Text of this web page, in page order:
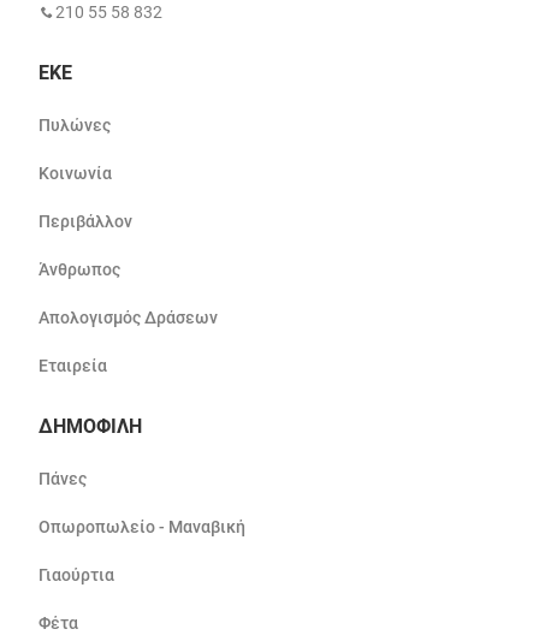
210 55 58 832
ΕΚΕ
Πυλώνες
Κοινωνία
Περιβάλλον
Άνθρωπος
Απολογισμός Δράσεων
Εταιρεία
ΔΗΜΟΦΙΛΗ
Πάνες
Οπωροπωλείο - Μαναβική
Γιαούρτια
Φέτα